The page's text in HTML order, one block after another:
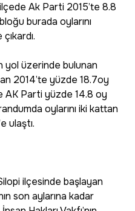
ilçede Ak Parti 2015’te 8.8
burada oylarını
yol üzerinde bulunan
2014’te yüzde 18.7oy
AK Parti yüzde 14.8 oy
oylarını iki kattan
ulaştı.
ilçesinde başlayan
son aylarına kadar